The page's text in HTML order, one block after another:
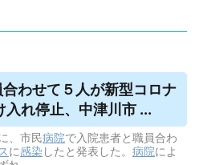
わせて５人が新型コロナ
れ停止、中津川市 ...
、市民病院で入院患者と職員合わ
に感染 したと発表した。 病院によ